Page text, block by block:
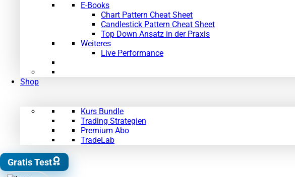
E-Books
Chart Pattern Cheat Sheet
Candlestick Pattern Cheat Sheet
Top Down Ansatz in der Praxis
Weiteres
Live Performance
Shop
Kurs Bundle
Trading Strategien
Premium Abo
TradeLab
Gratis Test